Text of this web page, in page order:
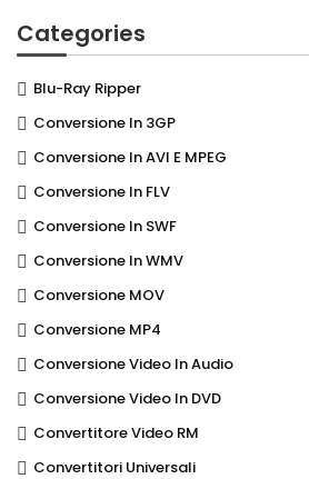
Categories
Blu-Ray Ripper
Conversione In 3GP
Conversione In AVI E MPEG
Conversione In FLV
Conversione In SWF
Conversione In WMV
Conversione MOV
Conversione MP4
Conversione Video In Audio
Conversione Video In DVD
Convertitore Video RM
Convertitori Universali